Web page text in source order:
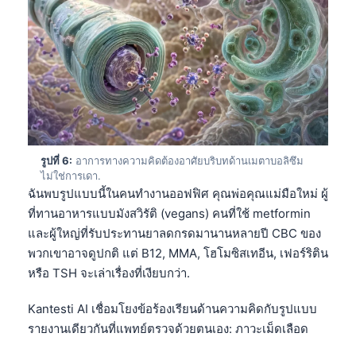
รูปที่ 6: อาการทางความคิดต้องอาศัยบริบทด้านเมตาบอลิซึม
ไม่ใช่การเดา.
ฉันพบรูปแบบนี้ในคนทำงานออฟฟิศ คุณพ่อคุณแม่มือใหม่ ผู้
ที่ทานอาหารแบบมังสวิรัติ (vegans) คนที่ใช้ metformin
และผู้ใหญ่ที่รับประทานยาลดกรดมานานหลายปี CBC ของ
พวกเขาอาจดูปกติ แต่ B12, MMA, โฮโมซิสเทอีน, เฟอร์ริติน
หรือ TSH จะเล่าเรื่องที่เงียบกว่า.
Kantesti AI เชื่อมโยงข้อร้องเรียนด้านความคิดกับรูปแบบ
รายงานเดียวกันที่แพทย์ตรวจด้วยตนเอง: ภาวะเม็ดเลือด